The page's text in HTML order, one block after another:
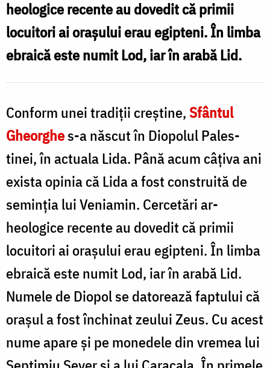
Oana
Nechifor
heologice recente au dovedit că primii
locuitori ai oraşului erau egipteni. În limba
ebraică este numit Lod, iar în arabă Lid.
Conform unei tradiţii creştine,Sfântul
Gheorghes-a născut în Diopolul Pales­
tinei, în actuala Lida. Până acum câţiva ani
exista opinia că Lida a fost con­struită de
seminţia lui Veniamin. Cercetări ar­
heologice recente au dovedit că primii
locuitori ai oraşului erau egipteni. În limba
ebraică este numit Lod, iar în arabă Lid.
Numele de Diopol se datorează faptului că
oraşul a fost închinat zeului Zeus. Cu acest
nume apare şi pe mone­dele din vremea lui